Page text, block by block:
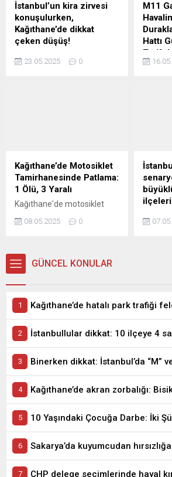
İstanbul’un kira zirvesi
konuşulurken,
Kağıthane’de dikkat
çeken düşüş!
İstanbul genelinde kiralar
rekor seviyelere ulaşırken,
TL’ye yükseldi. Ancak bu
genel artış trendinin aksine,
Kağıthane kiralık ve satılık
konut değer artışında
İstanbul’un en...
23.05.2025 0
M11
Hattı
Kağıthane’de Motosiklet
Tamirhanesinde Patlama:
1 Ölü, 3 Yaralı
Kağıthane'de motosiklet
ölü, 3 yaralıPatlama
kaybettiİSTANBUL - İstanbul
Kağıthane'de motosiklet
tamirhanesinde kaynak
esnasında patlama
meydana geldiği iddia edildi.
08.05.2025 0
ilçeleri
öğretim
en
GÜNCEL KONULAR
İstanbullular dikkat: 10 ilçeye 4
Binerken dikkat: İstanbul’da “M”
Kağıthane’de akran zorbalığı:
10 Yaşındaki Çocuğa Darbe: İki
Sakarya’da kuyumcudan
CHP delege seçimlerinde hayal